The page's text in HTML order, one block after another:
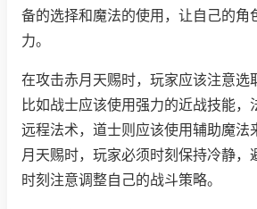
备的选择和魔法的使用，让自己的角
力。
在攻击赤月天赐时，玩家应该注意选
比如战士应该使用强力的近战技能，
远程法术，道士则应该使用辅助魔法
月天赐时，玩家必须时刻保持冷静，
时刻注意调整自己的战斗策略。